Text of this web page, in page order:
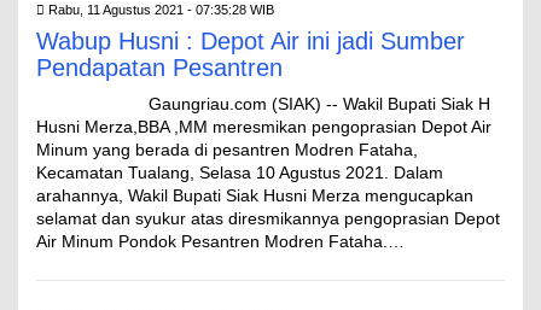
Rabu, 11 Agustus 2021 - 07:35:28 WIB
Wabup Husni : Depot Air ini jadi Sumber
Pendapatan Pesantren
Gaungriau.com (SIAK) -- Wakil Bupati Siak H
Husni Merza,BBA ,MM meresmikan pengoprasian Depot Air
Minum yang berada di pesantren Modren Fataha,
Kecamatan Tualang, Selasa 10 Agustus 2021. Dalam
arahannya, Wakil Bupati Siak Husni Merza mengucapkan
selamat dan syukur atas diresmikannya pengoprasian Depot
Air Minum Pondok Pesantren Modren Fataha.…